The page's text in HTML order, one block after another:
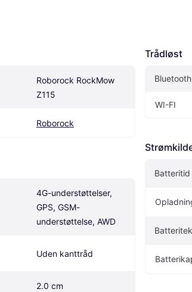
Roborock RockMow
Z115
Roborock
4G-understøttelser,
GPS, GSM-
understøttelse, AWD
Uden kanttråd
2.0 cm
Trådløst
Bluetooth
WI-FI
Batteritid